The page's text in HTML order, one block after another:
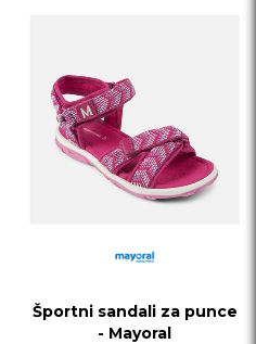
Športni sandali za punce
- Mayoral